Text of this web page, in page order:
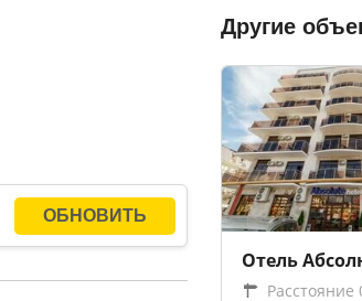
Другие
Отель
Расстояние